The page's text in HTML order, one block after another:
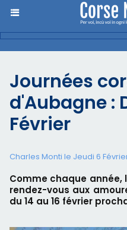
Journées
d'Aubagne :
Février
Charles Monti le Jeudi 6
Comme chaque année,
rendez-vous aux
du 14 au 16 février